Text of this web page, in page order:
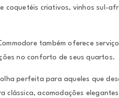
coquetéis criativos, vinhos sul-
também oferece
no conforto de seus quartos.
perfeita para aqueles que
clássica, acomodações